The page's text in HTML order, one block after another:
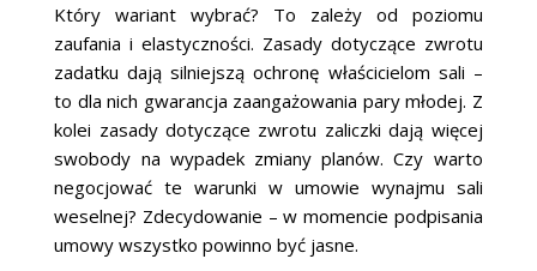
Który wariant wybrać? To zależy od poziomu
zaufania i elastyczności. Zasady dotyczące zwrotu
zadatku dają silniejszą ochronę właścicielom sali –
to dla nich gwarancja zaangażowania pary młodej. Z
kolei zasady dotyczące zwrotu zaliczki dają więcej
swobody na wypadek zmiany planów. Czy warto
negocjować te warunki w umowie wynajmu sali
weselnej? Zdecydowanie – w momencie podpisania
umowy wszystko powinno być jasne.